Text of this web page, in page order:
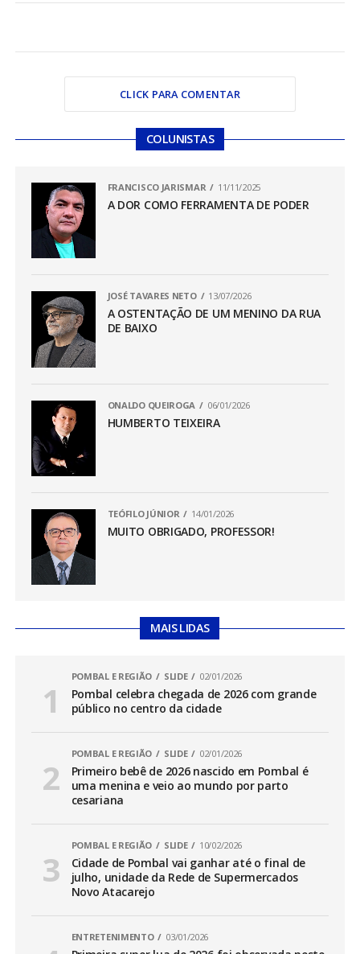
CLICK PARA COMENTAR
COLUNISTAS
FRANCISCO JARISMAR 11/11/2025
A DOR COMO FERRAMENTA DE PODER
JOSÉ TAVARES NETO 13/07/2026
A OSTENTAÇÃO DE UM MENINO DA RUA
DE BAIXO
ONALDO QUEIROGA 06/01/2026
HUMBERTO TEIXEIRA
TEÓFILO JÚNIOR 14/01/2026
MUITO OBRIGADO, PROFESSOR!
MAIS LIDAS
POMBAL E REGIÃO SLIDE 02/01/2026
Pombal celebra chegada de 2026 com grande
público no centro da cidade
POMBAL E REGIÃO SLIDE 02/01/2026
Primeiro bebê de 2026 nascido em Pombal é
uma menina e veio ao mundo por parto
cesariana
POMBAL E REGIÃO SLIDE 10/02/2026
Cidade de Pombal vai ganhar até o final de
julho, unidade da Rede de Supermercados
Novo Atacarejo
ENTRETENIMENTO 03/01/2026